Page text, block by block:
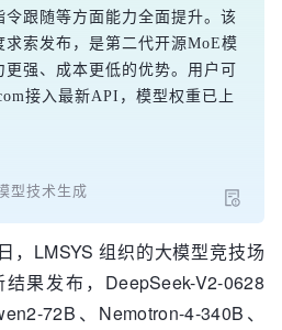
跟随等方面能力全面提升。该
索发布，是第二代开源MoE模
强、成本更低的优势。用户可
接入最新API，模型权重已上
型技术生成
，LMSYS 组织的大模型竞技场
结果发布，DeepSeek-V2-0628
72B、Nemotron-4-340B、